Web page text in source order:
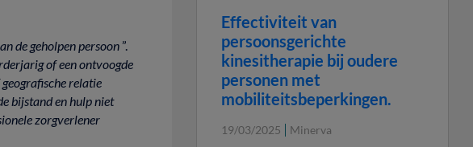
degeholpenpersoon ”.
ofeenontvoogde
geografischerelatie
bijstandenhulpniet
zorgverlener
Effectiviteit van
persoonsgerichte
kinesitherapie bij oudere
personen met
mobiliteitsbeperkingen.
19/03/2025 Minerva